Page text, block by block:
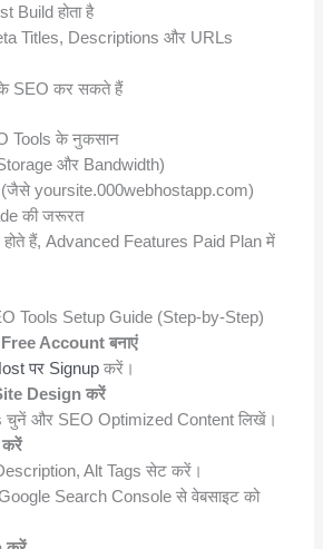
Build होता है
Titles, Descriptions और URLs
के SEO कर सकते हैं
Tools के नुकसान
और Bandwidth)
yoursite.000webhostapp.com)
की जरूरत
हैं, Advanced Features Paid Plan में
Tools Setup Guide (Step-by-Step)
Account बनाएं
पर Signupकरें।
Design करें
चुनें और SEO Optimized Content लिखें।
करें
Alt Tags सेट करें।
Search Console से वेबसाइट को